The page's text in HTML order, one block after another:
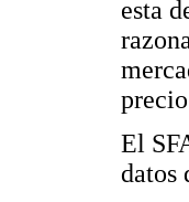
esta
El
datos